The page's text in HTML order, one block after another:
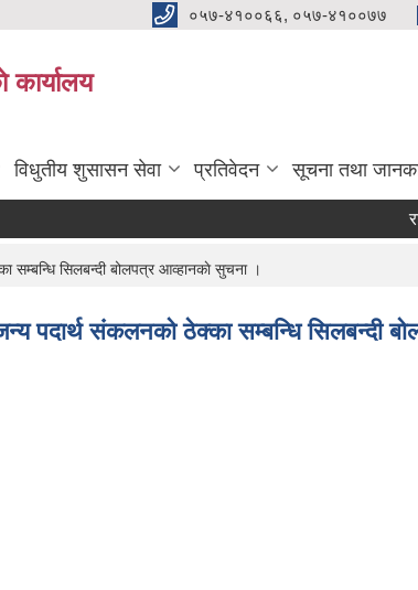
०५७-४१००६६, ०५७-४१००७७
कार्यालय
विधुतीय शुसासन सेवा प्रतिवेदन सूचना तथा
सिलबन्दी बोलपत्र आव्हानकाे सुचना ।
पदार्थ संकलनको ठेक्का सम्बन्धि सिलबन्दी